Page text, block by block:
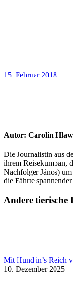
15. Februar 2018
Autor: Carolin
Die Journalistin aus
ihrem Reisekumpan,
Nachfolger János)
die Fährte
Andere tierische
Mit Hund in’s Reich
10. Dezember 2025